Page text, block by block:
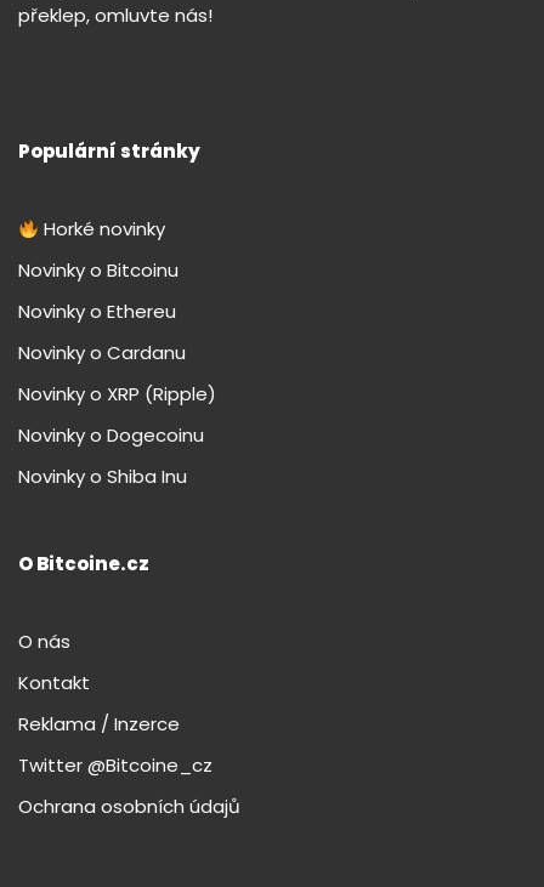
překlep, omluvte nás!
Populární stránky
Horké novinky
Novinky o Bitcoinu
Novinky o Ethereu
Novinky o Cardanu
Novinky o XRP (Ripple)
Novinky o Dogecoinu
Novinky o Shiba Inu
O Bitcoine.cz
O nás
Kontakt
Reklama / Inzerce
Twitter @Bitcoine_cz
Ochrana osobních údajů